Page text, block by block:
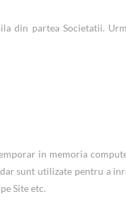
din partea Societatii.
in memoria
sunt utilizate pentru a
Site etc.